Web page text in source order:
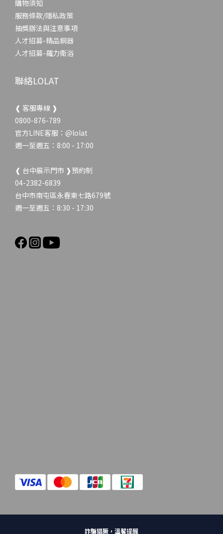
購物須知
服務條款/隱私政策
抽獎辦法與注意事項
人才招募-精品銅器
人才招募-羅力衛浴
聯絡LOLAT
❰ 客服專線 ❱
0800-876-789
官方LINE客服： @lolat
週一至週五：8:00 - 17:00
❰ 台中展示門市 ❱預約制
04-2382-6839
台中市南屯區永春東七路679號
週一至週五：8:30 - 17:30
詐騙猖獗，溫馨提醒